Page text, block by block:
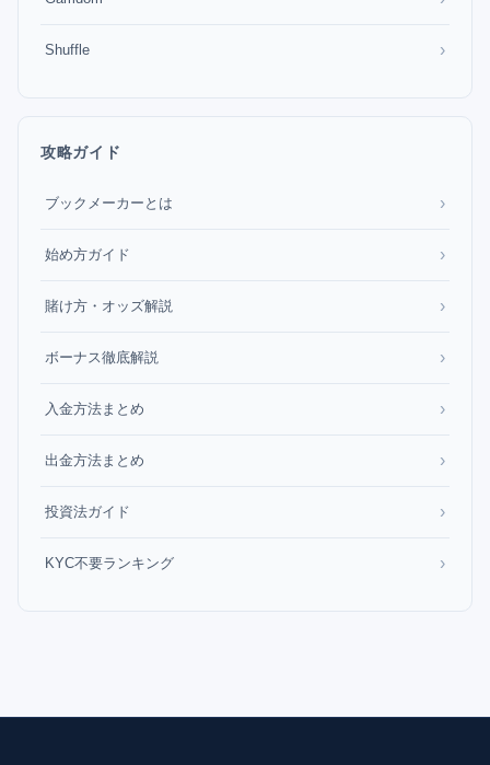
Shuffle ›
攻略ガイド
ブックメーカーとは ›
始め方ガイド ›
賭け方・オッズ解説 ›
ボーナス徹底解説 ›
入金方法まとめ ›
出金方法まとめ ›
投資法ガイド ›
KYC不要ランキング ›